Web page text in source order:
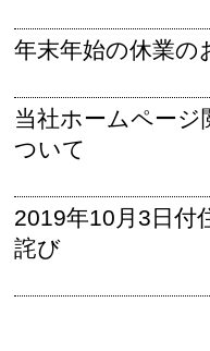
年末年始の休業の
当社ホームページ
ついて
2019年10月3日付
詫び